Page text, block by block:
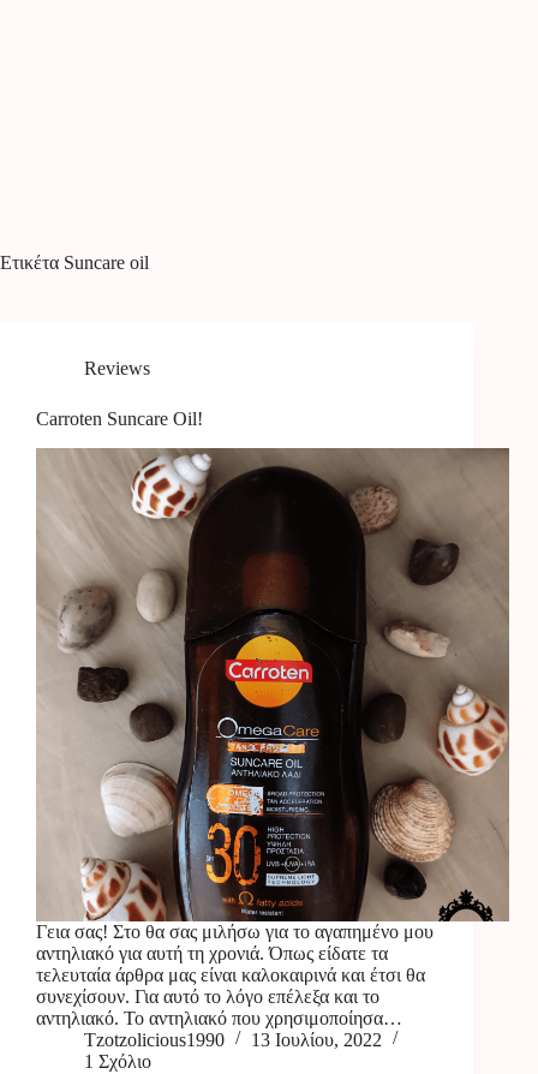
Ετικέτα Suncare oil
Reviews
Carroten Suncare Oil!
Γεια σας! Στο θα σας μιλήσω για το αγαπημένο μου
αντηλιακό για αυτή τη χρονιά. Όπως είδατε τα
τελευταία άρθρα μας είναι καλοκαιρινά και έτσι θα
συνεχίσουν. Για αυτό το λόγο επέλεξα και το
αντηλιακό. Το αντηλιακό που χρησιμοποίησα…
Tzotzolicious1990
13 Ιουλίου, 2022
1 Σχόλιο